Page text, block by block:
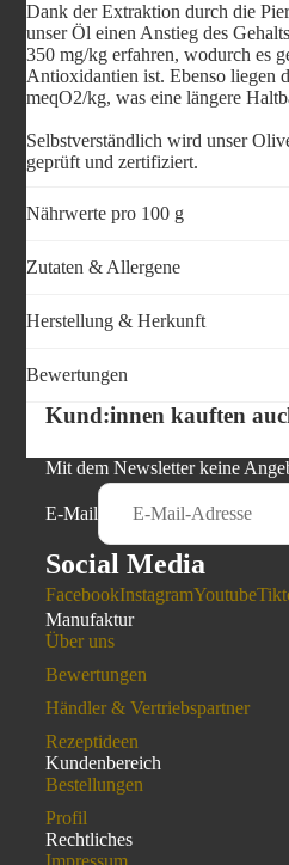
Dank der Extraktion durch die
unser Öl einen Anstieg des
350 mg/kg erfahren, wodurch es
Antioxidantien ist. Ebenso liegen
meqO2/kg, was eine längere
Selbstverständlich wird unser
geprüft und zertifiziert.
Nährwerte pro 100 g
Zutaten & Allergene
Herstellung & Herkunft
Bewertungen
Kund:innen kauften
Mit dem Newsletter keine
E-Mail
Social Media
FacebookInstagramYoutube
Manufaktur
Über uns
Bewertungen
Händler & Vertriebspartner
Rezeptideen
Kundenbereich
Bestellungen
Profil
Rechtliches